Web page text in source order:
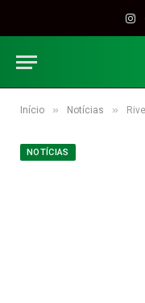
Início » Notícias »
NOTÍCIAS